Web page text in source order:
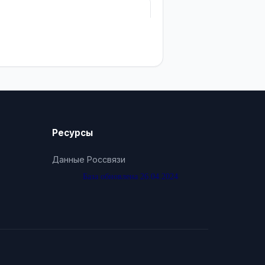
Ресурсы
Данные Россвязи
База обновлена 26.04.2024